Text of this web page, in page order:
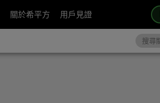
關於希平方 用戶見證